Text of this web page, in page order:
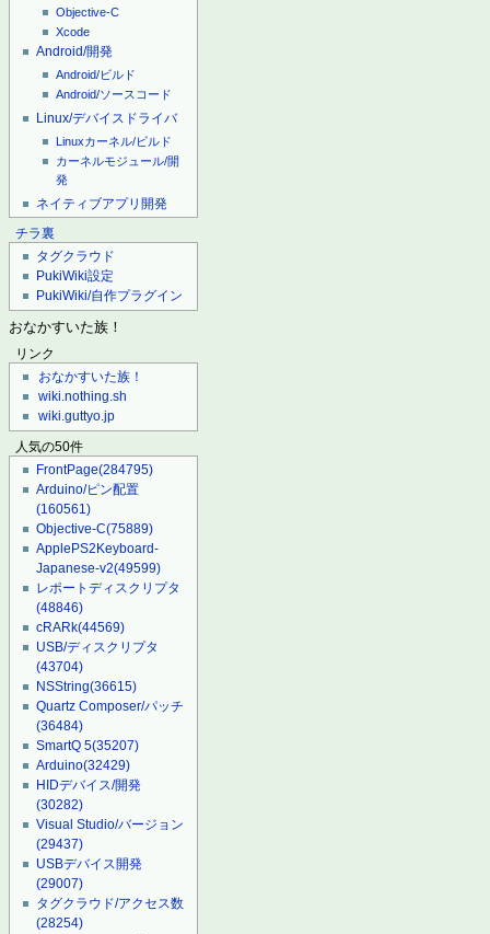
Objective-C
Xcode
Android/開発
Android/ビルド
Android/ソースコード
Linux/デバイスドライバ
Linuxカーネル/ビルド
カーネルモジュール/開
発
ネイティブアプリ開発
チラ裏
タグクラウド
PukiWiki設定
PukiWiki/自作プラグイン
おなかすいた族！
リンク
おなかすいた族！
wiki.nothing.sh
wiki.guttyo.jp
人気の50件
FrontPage(284795)
Arduino/ピン配置
(160561)
Objective-C(75889)
ApplePS2Keyboard-
Japanese-v2(49599)
レポートディスクリプタ
(48846)
cRARk(44569)
USB/ディスクリプタ
(43704)
NSString(36615)
Quartz Composer/パッチ
(36484)
SmartQ 5(35207)
Arduino(32429)
HIDデバイス/開発
(30282)
Visual Studio/バージョン
(29437)
USBデバイス開発
(29007)
タグクラウド/アクセス数
(28254)